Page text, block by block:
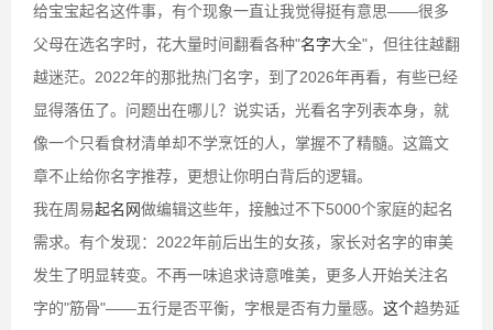
给宝宝起名这件事，有个现象一直让我觉得挺有意思——很多
父母在选名字时，花大量时间翻看各种"名字大全"，但往往越翻
越迷茫。2022年的那批热门名字，到了2026年再看，有些已经
显得落伍了。问题出在哪儿？说实话，光看名字列表本身，就
像一个只看食材清单却不学烹饪的人，掌握不了精髓。这篇文
章不止给你名字推荐，更想让你明白背后的逻辑。
我在周易起名网做编辑这些年，接触过不下5000个家庭的起名
需求。有个发现：2022年前后出生的女孩，家长对名字的审美
发生了明显转变。不再一味追求诗意唯美，更多人开始关注名
字的"筋骨"——五行是否平衡，字根是否有力量感。 这个趋势延